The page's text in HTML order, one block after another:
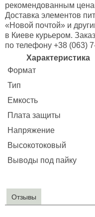
рекомендованным
Доставка элементов
«Новой почтой» и
в Киеве курьером.
по телефону +38 (063)
Характеристика
Формат
Тип
Емкость
Плата защиты
Напряжение
Высокотоковый
Выводы под пайку
Отзывы